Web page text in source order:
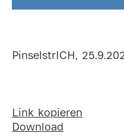
PinselstrICH,
Link kopieren
Download